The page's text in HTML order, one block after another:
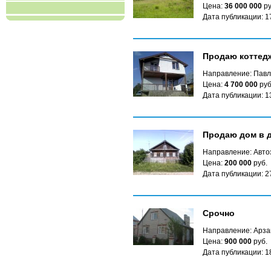
Цена: 36 000 000
Дата публикации:
Продаю
Направление:
Цена: 4 700 000
Дата публикации:
Продаю дом в
Направление:
Цена: 200 000 руб.
Дата публикации:
Срочно
Направление:
Цена: 900 000 руб.
Дата публикации: